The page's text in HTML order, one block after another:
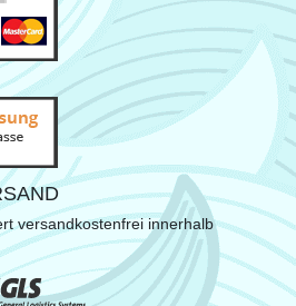
versandkostenfrei innerhalb